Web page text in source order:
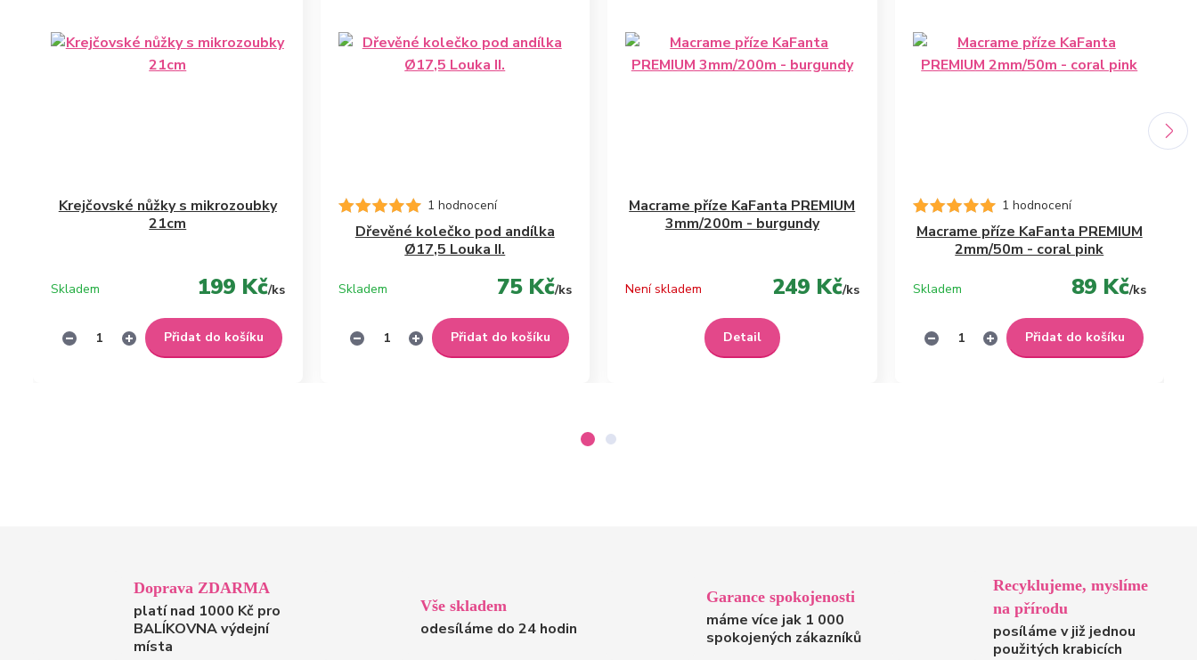
Krejčovské nůžky s mikrozoubky
21cm
199 Kč/ks
Skladem
Přidat do košíku
1 hodnocení
Dřevěné kolečko pod andílka
Ø17,5 Louka II.
75 Kč/ks
Skladem
Přidat do košíku
Macrame příze KaFanta PREMIUM
3mm/200m - burgundy
249 Kč/ks
Není skladem
Detail
1 hodnocení
Macrame příze KaFanta PREMIUM
2mm/50m - coral pink
89 Kč/ks
Skladem
Přidat do košíku
Doprava ZDARMA
platí nad 1000 Kč pro
BALÍKOVNA výdejní
místa
Vše skladem
odesíláme do 24 hodin
Garance spokojenosti
máme více jak 1 000
spokojených zákazníků
Recyklujeme, myslíme
na přírodu
posíláme v již jednou
použitých krabicích